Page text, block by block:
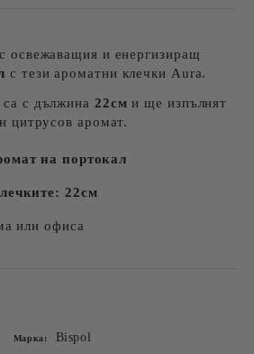
освежаващия и енергизиращ
с тези ароматни клечки Aura.
с дължина 22см и ще изпълнят
цитрусов аромат.
на портокал
22см
или офиса
Марка: Bispol